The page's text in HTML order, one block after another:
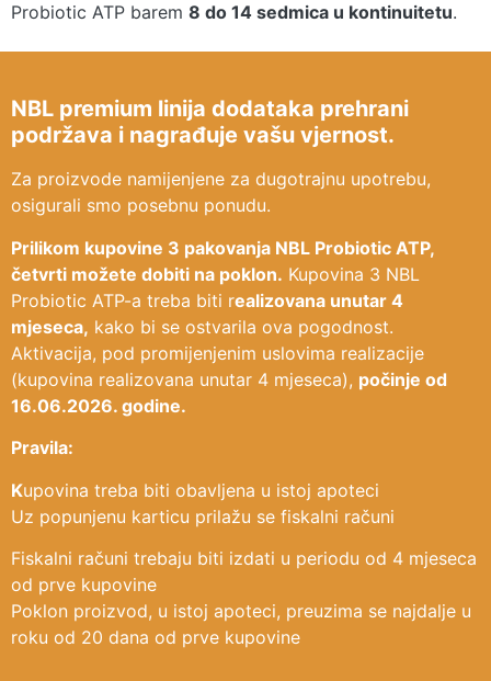
Probiotic ATP barem 8 do 14 sedmica u kontinuitetu.
NBL premium linija dodataka prehrani
podržava i nagrađuje vašu vjernost.
Za proizvode namijenjene za dugotrajnu upotrebu,
osigurali smo posebnu ponudu.
Prilikom kupovine 3 pakovanja NBL Probiotic ATP,
četvrti možete dobiti na poklon. Kupovina 3 NBL
Probiotic ATP-a treba biti realizovana unutar 4
mjeseca, kako bi se ostvarila ova pogodnost.
Aktivacija, pod promijenjenim uslovima realizacije
(kupovina realizovana unutar 4 mjeseca), počinje od
16.06.2026. godine.
Pravila:
Kupovina treba biti obavljena u istoj apoteci
Uz popunjenu karticu prilažu se fiskalni računi
Fiskalni računi trebaju biti izdati u periodu od 4 mjeseca
od prve kupovine
Poklon proizvod, u istoj apoteci, preuzima se najdalje u
roku od 20 dana od prve kupovine